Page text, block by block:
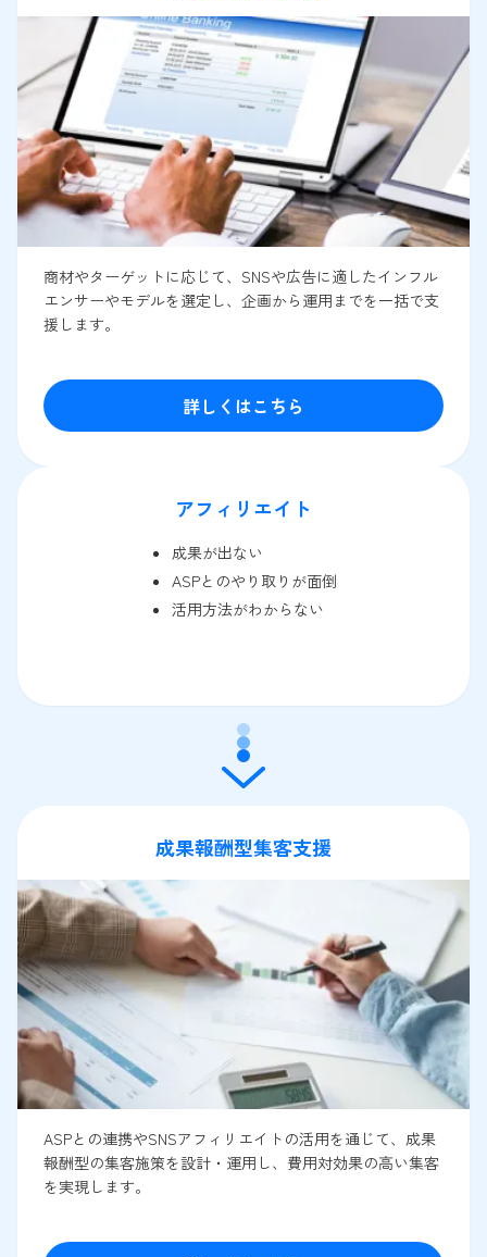
商材やターゲットに応じて、SNSや広告に適したインフル
エンサーやモデルを選定し、企画から運用までを一括で支
援します。
詳しくはこちら
アフィリエイト
成果が出ない
ASPとのやり取りが面倒
活用方法がわからない
成果報酬型集客支援
ASPとの連携やSNSアフィリエイトの活用を通じて、成果
報酬型の集客施策を設計・運用し、費用対効果の高い集客
を実現します。